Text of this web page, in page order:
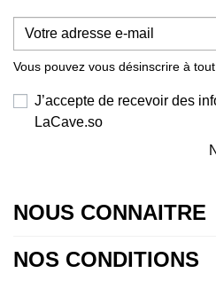
Vous pouvez vous désinscrire à
J’accepte de recevoir des
LaCave.so
NOUS CONNAITRE
NOS CONDITIONS